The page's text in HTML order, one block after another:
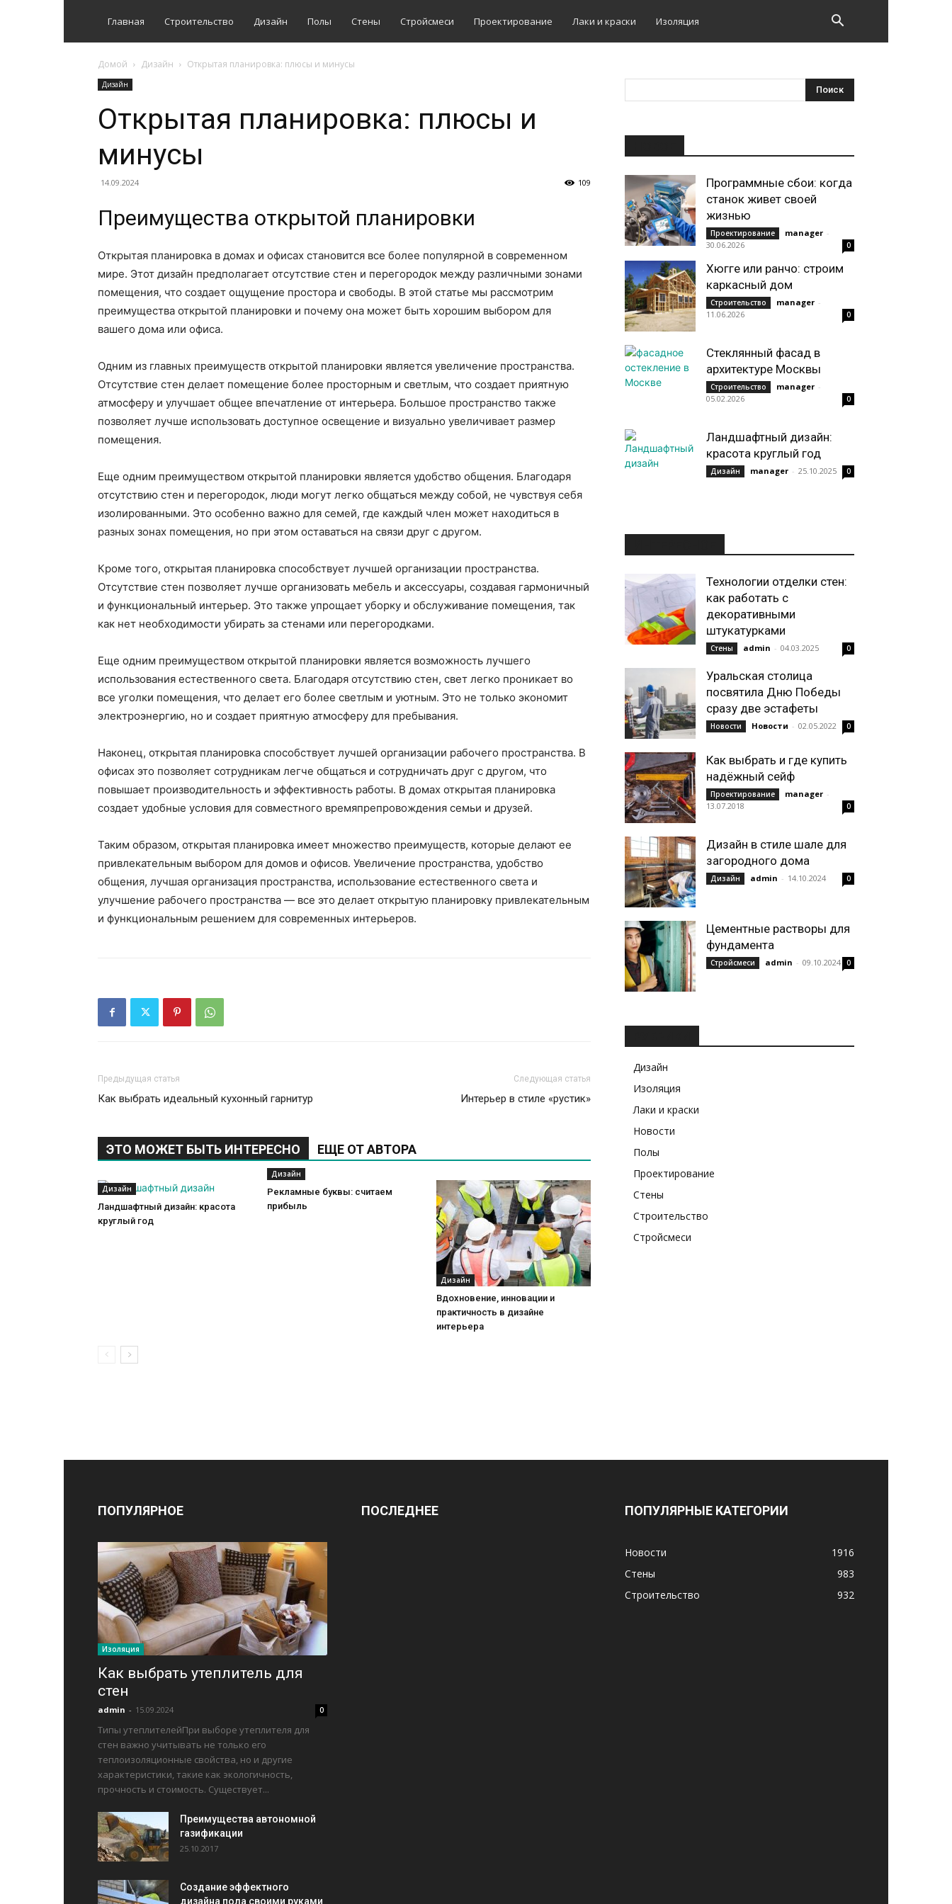
Главная Строительство Дизайн Полы Стены Стройсмеси Проектирование Лаки и краски Изоляция
Домой Дизайн Открытая планировка: плюсы и минусы
Дизайн
Открытая планировка: плюсы и
минусы
14.09.2024 109
Преимущества открытой планировки
Открытая планировка в домах и офисах становится все более популярной в современном
мире. Этот дизайн предполагает отсутствие стен и перегородок между различными зонами
помещения, что создает ощущение простора и свободы. В этой статье мы рассмотрим
преимущества открытой планировки и почему она может быть хорошим выбором для
вашего дома или офиса.
Одним из главных преимуществ открытой планировки является увеличение пространства.
Отсутствие стен делает помещение более просторным и светлым, что создает приятную
атмосферу и улучшает общее впечатление от интерьера. Большое пространство также
позволяет лучше использовать доступное освещение и визуально увеличивает размер
помещения.
Еще одним преимуществом открытой планировки является удобство общения. Благодаря
отсутствию стен и перегородок, люди могут легко общаться между собой, не чувствуя себя
изолированными. Это особенно важно для семей, где каждый член может находиться в
разных зонах помещения, но при этом оставаться на связи друг с другом.
Кроме того, открытая планировка способствует лучшей организации пространства.
Отсутствие стен позволяет лучше организовать мебель и аксессуары, создавая гармоничный
и функциональный интерьер. Это также упрощает уборку и обслуживание помещения, так
как нет необходимости убирать за стенами или перегородками.
Еще одним преимуществом открытой планировки является возможность лучшего
использования естественного света. Благодаря отсутствию стен, свет легко проникает во
все уголки помещения, что делает его более светлым и уютным. Это не только экономит
электроэнергию, но и создает приятную атмосферу для пребывания.
Наконец, открытая планировка способствует лучшей организации рабочего пространства. В
офисах это позволяет сотрудникам легче общаться и сотрудничать друг с другом, что
повышает производительность и эффективность работы. В домах открытая планировка
создает удобные условия для совместного времяпрепровождения семьи и друзей.
Таким образом, открытая планировка имеет множество преимуществ, которые делают ее
привлекательным выбором для домов и офисов. Увеличение пространства, удобство
общения, лучшая организация пространства, использование естественного света и
улучшение рабочего пространства — все это делает открытую планировку привлекательным
и функциональным решением для современных интерьеров.
Предыдущая статья
Как выбрать идеальный кухонный гарнитур
Следующая статья
Интерьер в стиле «рустик»
ЭТО МОЖЕТ БЫТЬ ИНТЕРЕСНО ЕЩЕ ОТ АВТОРА
Дизайн
Ландшафтный дизайн: красота
круглый год
Дизайн
Рекламные буквы: считаем
прибыль
Дизайн
Вдохновение, инновации и
практичность в дизайне
интерьера
Программные сбои: когда
станок живет своей
жизнью
Проектирование manager -
30.06.2026
0
Хюгге или ранчо: строим
каркасный дом
Строительство manager -
11.06.2026
0
Стеклянный фасад в
архитектуре Москвы
Строительство manager -
05.02.2026
0
Ландшафтный дизайн:
красота круглый год
Дизайн manager - 25.10.2025 0
Технологии отделки стен:
как работать с
декоративными
штукатурками
Стены admin - 04.03.2025 0
Уральская столица
посвятила Дню Победы
сразу две эстафеты
Новости Новости - 02.05.2022 0
Как выбрать и где купить
надёжный сейф
Проектирование manager -
13.07.2018
0
Дизайн в стиле шале для
загородного дома
Дизайн admin - 14.10.2024 0
Цементные растворы для
фундамента
Стройсмеси admin - 09.10.2024 0
Дизайн
Изоляция
Лаки и краски
Новости
Полы
Проектирование
Стены
Строительство
Стройсмеси
ПОПУЛЯРНОЕ
Изоляция
Как выбрать утеплитель для
стен
admin - 15.09.2024 0
Типы утеплителейПри выборе утеплителя для
стен важно учитывать не только его
теплоизоляционные свойства, но и другие
характеристики, такие как экологичность,
прочность и стоимость. Существует...
Преимущества автономной
газификации
25.10.2017
Создание эффектного
дизайна пола своими руками
ПОСЛЕДНЕЕ ПОПУЛЯРНЫЕ КАТЕГОРИИ
Новости
1916
Стены
983
Строительство
932